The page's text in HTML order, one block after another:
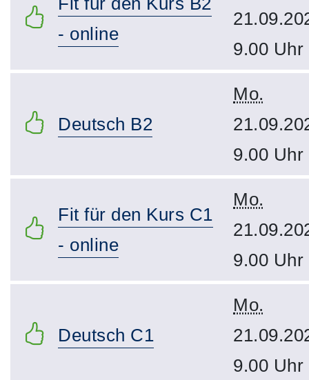
- online
9.00 Uhr
Deutsch B2
Mo.
9.00 Uhr
Fit für den Kurs C1
- online
Mo.
9.00 Uhr
Deutsch C1
Mo.
9.00 Uhr